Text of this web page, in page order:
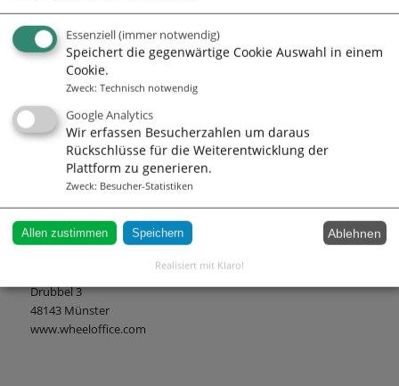
Adresse
Drubbel 3
48143 Münster
www.wheeloffice.com
Essenziell(immer notwendig)
Speichert die gegenwärtige Cookie Auswahl in einem
Cookie.
Zweck: Technisch notwendig
Google Analytics
Wir erfassen Besucherzahlen um daraus
Rückschlüsse für die Weiterentwicklung der
Plattform zu generieren.
Zweck: Besucher-Statistiken
Allen zustimmen Speichern Ablehnen
Realisiert mit Klaro!